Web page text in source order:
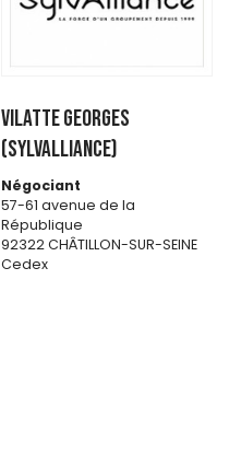
VILATTE GEORGES
(SYLVALLIANCE)
Négociant
57-61 avenue de la
République
92322 CHÂTILLON-SUR-SEINE
Cedex